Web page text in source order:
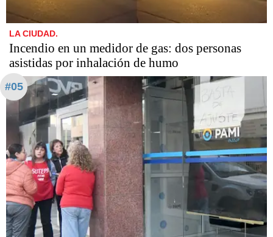
LA CIUDAD.
Incendio en un medidor de gas: dos personas
asistidas por inhalación de humo
#05